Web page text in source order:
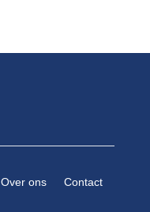
Over ons Contact